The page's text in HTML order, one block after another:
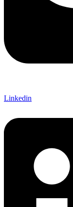
Linkedin